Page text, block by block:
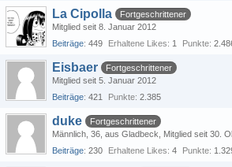
La Cipolla
Fortgeschrittener
Mitglied seit 8. Januar 2012
Beiträge 449 Erhaltene Likes 1 Punkte
Eisbaer
Fortgeschrittener
Mitglied seit 5. Januar 2012
Beiträge 421 Punkte 2.385
duke
Fortgeschrittener
Männlich 36 aus Gladbeck
Mitglied seit 30.
Beiträge 230 Erhaltene Likes 4 Punkte